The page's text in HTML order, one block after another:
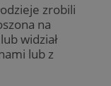
zrobili
na
widział
lub z